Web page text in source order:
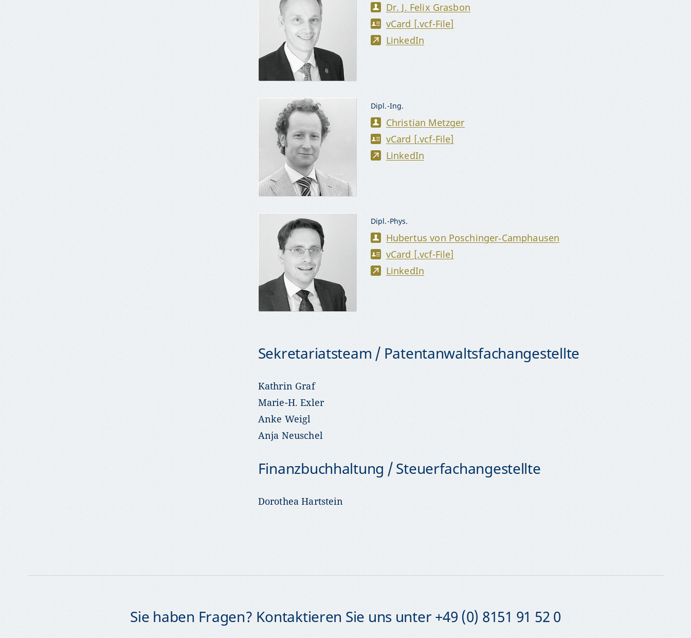
Dr. J. Felix Grasbon
vCard [.vcf-File]
LinkedIn
Dipl.-Ing.
Christian Metzger
vCard [.vcf-File]
LinkedIn
Dipl.-Phys.
Hubertus von Poschinger‑Camphausen
vCard [.vcf-File]
LinkedIn
Sekretariatsteam / Patentanwaltsfachangestellte
Kathrin Graf
Marie-H. Exler
Anke Weigl
Anja Neuschel
Finanzbuchhaltung / Steuerfachangestellte
Dorothea Hartstein
Sie haben Fragen? Kontaktieren Sie uns unter +49 (0) 8151 91 52 0